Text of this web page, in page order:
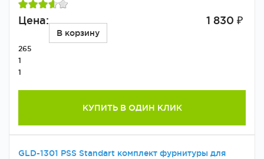
Цена: 1 830 ₽
В корзину
265
1
1
КУПИТЬ В ОДИН КЛИК
GLD-1301 PSS Standart комплект фурнитуры для